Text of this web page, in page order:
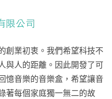
創業初衷。我們希望科技不
與人的距離。因此開發了可
憶音樂的音樂盒，希望讓音
著每個家庭獨一無二的故